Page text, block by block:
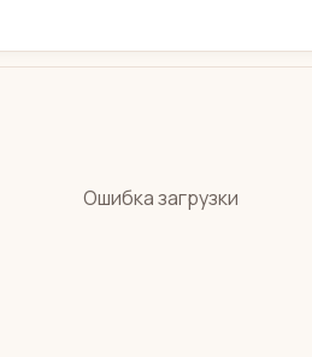
Ошибка загрузки